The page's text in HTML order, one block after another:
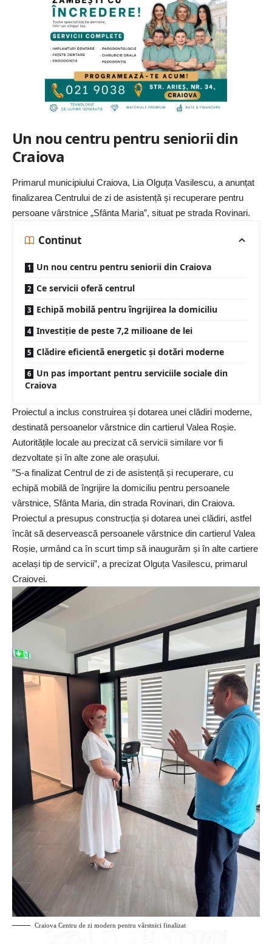
Un nou centru pentru seniorii din
Craiova
Primarul municipiului Craiova, Lia Olguța Vasilescu, a anunțat
finalizarea Centrului de zi de asistență și recuperare pentru
persoane vârstnice „Sfânta Maria”, situat pe strada Rovinari.
Continut
Un nou centru pentru seniorii din Craiova
Ce servicii oferă centrul
Echipă mobilă pentru îngrijirea la domiciliu
Investiție de peste 7,2 milioane de lei
Clădire eficientă energetic și dotări moderne
Un pas important pentru serviciile sociale din
Craiova
Proiectul a inclus construirea și dotarea unei clădiri moderne,
destinată persoanelor vârstnice din cartierul Valea Roșie.
Autoritățile locale au precizat că servicii similare vor fi
dezvoltate și în alte zone ale orașului.
”S-a finalizat Centrul de zi de asistență și recuperare, cu
echipă mobilă de îngrijire la domiciliu pentru persoanele
vârstnice, Sfânta Maria, din strada Rovinari, din Craiova.
Proiectul a presupus construcția și dotarea unei clădiri, astfel
încât să deservească persoanele vârstnice din cartierul Valea
Roșie, urmând ca în scurt timp să inaugurăm și în alte cartiere
același tip de servicii”, a precizat Olguța Vasilescu, primarul
Craiovei.
Craiova Centru de zi modern pentru vârstnici finalizat